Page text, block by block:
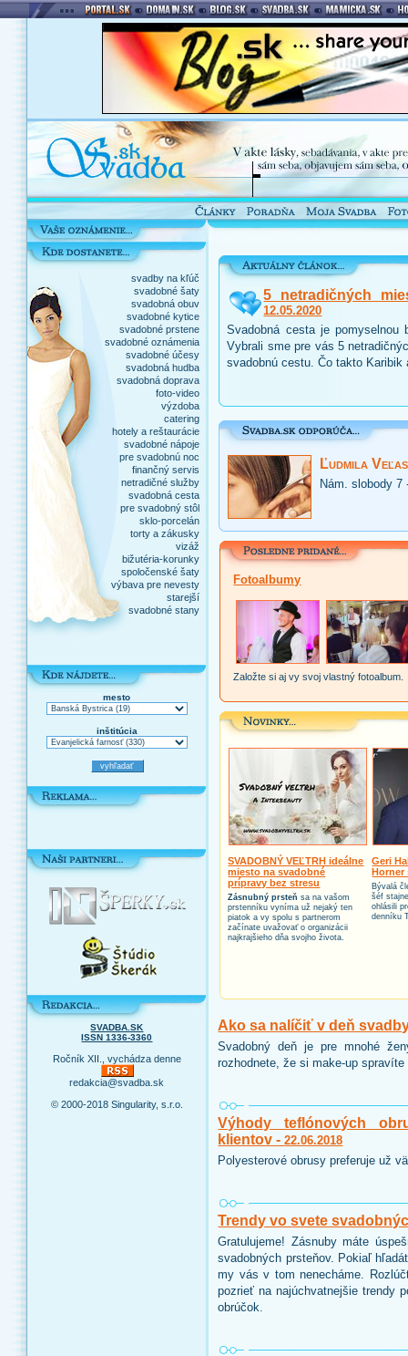
svadby na kľúč
svadobné šaty
svadobná obuv
svadobné kytice
svadobné prstene
svadobné oznámenia
svadobné účesy
svadobná hudba
svadobná doprava
foto-video
výzdoba
catering
hotely a reštaurácie
svadobné nápoje
pre svadobnú noc
finančný servis
netradičné služby
svadobná cesta
pre svadobný stôl
sklo-porcelán
torty a zákusky
vizáž
bižutéria-korunky
spoločenské šaty
výbava pre nevesty
starejší
svadobné stany
mesto
inštitúcia
SVADBA.SK
ISSN 1336-3360
Ročník XII., vychádza denne
redakcia@svadba.sk
© 2000-2018 Singularity, s.r.o.
5 netradičných
12.05.2020
Svadobná cesta je pomyselnou
Vybrali sme pre vás 5
svadobnú cestu. Čo takto Karibik
Ľudmila
Nám. slobody 7
Fotoalbumy
Založte si aj vy svoj vlastný fotoalbum.
SVADOBNÝ VEĽTRH ideálne
miesto na svadobné
prípravy bez stresu
Zásnubný prsteň sa na vašom
prstenníku vyníma už nejaký ten
piatok a vy spolu s partnerom
začínate uvažovať o organizácii
najkrajšieho dňa svojho života.
Geri
Horner
Bývalá
šéf
ohlásili
denníku
Ako sa nalíčiť v deň
Svadobný deň je pre mnohé
rozhodnete, že si make-up
Výhody teflónových
klientov -22.06.2018
Polyesterové obrusy preferuje už
Trendy vo svete
Gratulujeme! Zásnuby máte
svadobných prsteňov. Pokiaľ
my vás v tom nenecháme.
pozrieť na najúchvatnejšie trendy
obrúčok.